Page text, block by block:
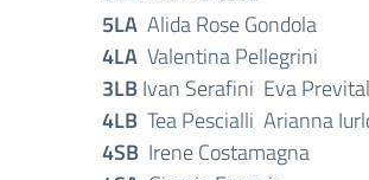
5LA Alida Rose Gondola
4LA Valentina Pellegrini
3LBIvan Serafini Eva
4LB Tea Pescialli Arianna
4SB Irene Costamagna